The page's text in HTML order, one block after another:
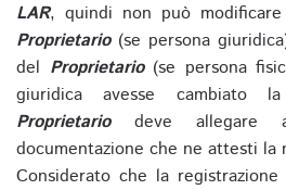
LAR, quindi non può
Proprietario(se persona
del Proprietario(se persona
giuridica avesse cambiato
Proprietariodeve allegare
documentazione che ne attesti la
Considerato che la